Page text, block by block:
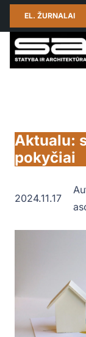
EL. ŽURNALAI
Aktualu:
pokyčiai
2024.11.17